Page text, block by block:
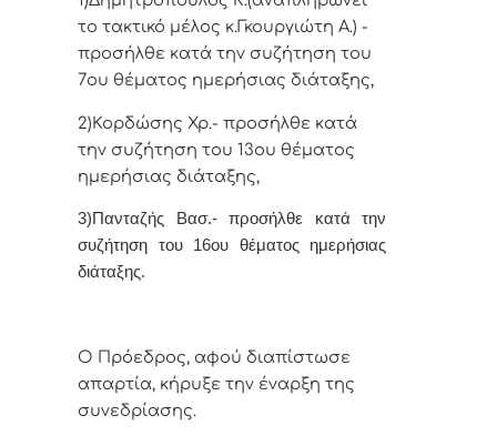
το τακτικό μέλος κ.Γκουργιώτη Α.) -
προσήλθε κατά την συζήτηση του
7ου θέματος ημερήσιας διάταξης,
2)Κορδώσης Χρ.- προσήλθε κατά
την συζήτηση του 13ου θέματος
ημερήσιας διάταξης,
3)Πανταζής Βασ.- προσήλθε κατά την
συζήτηση του 16ου θέματος ημερήσιας
διάταξης.
Ο Πρόεδρος, αφού διαπίστωσε
απαρτία, κήρυξε την έναρξη της
συνεδρίασης.